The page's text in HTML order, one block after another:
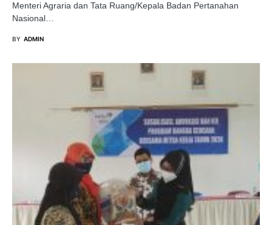
Menteri Agraria dan Tata Ruang/Kepala Badan Pertanahan
Nasional…
BY ADMIN